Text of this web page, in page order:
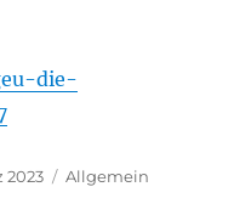
die-
2023 Kategorien
Allgemein